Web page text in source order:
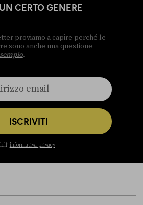
CERTO GENERE
proviamo a capire perché le
sono anche una questione
.
ISCRIVITI
informativa privacy